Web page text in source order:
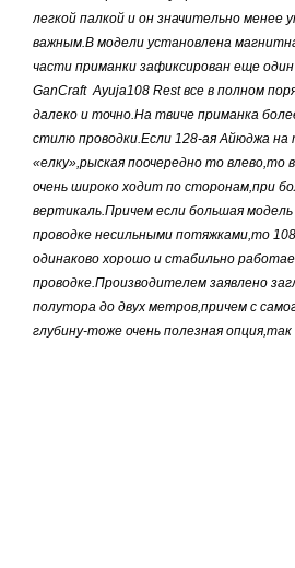
легкой палкой и он значительно менее
важным.В модели установлена
части приманки зафиксирован еще
GanCraft Ayuja108 Rest все в полном
далеко и точно.На твиче приманка
стилю проводки.Если 128-ая Айюджа на
«елку»,рыская поочередно то влево,то
очень широко ходит по сторонам,при
вертикаль.Причем если большая
проводке несильными потяжками,то
одинаково хорошо и стабильно
проводке.Производителем заявлено
полутора до двух метров,причем с
глубину-тоже очень полезная